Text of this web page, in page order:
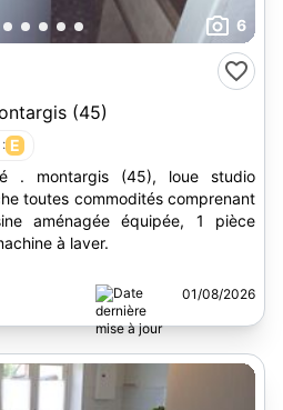
6
(45)
E
. montargis (45), loue studio
toutes commodités comprenant
aménagée équipée, 1 pièce
à laver.
01/08/2026